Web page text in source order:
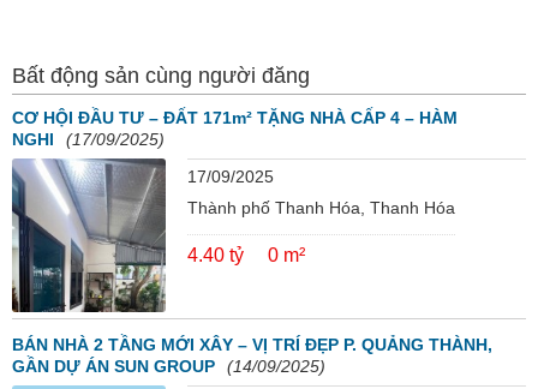
Bất động sản cùng người đăng
CƠ HỘI ĐẦU TƯ – ĐẤT 171m² TẶNG NHÀ CẤP 4 – HÀM
NGHI
(17/09/2025)
17/09/2025
Thành phố Thanh Hóa, Thanh Hóa
4.40 tỷ 0 m²
BÁN NHÀ 2 TẦNG MỚI XÂY – VỊ TRÍ ĐẸP P. QUẢNG THÀNH,
GẦN DỰ ÁN SUN GROUP
(14/09/2025)